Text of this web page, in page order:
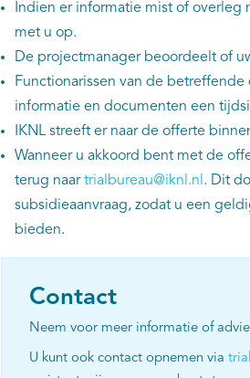
Indien er informatie mist of
met u op.
De projectmanager beoordeelt of
Functionarissen van de
informatie en documenten een
IKNL streeft er naar de offerte
Wanneer u akkoord bent met de
terug naartrialbureau@iknl.nl . Dit
subsidieaanvraag, zodat u een
bieden.
Contact
Neem voor meer informatie of
U kunt ook contact opnemen via